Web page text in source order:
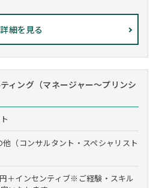
詳細を見る
ィング（マネージャー～プリンシ
（コンサルタント・スペシャリスト
＋インセンティブ※ご経験・スキル